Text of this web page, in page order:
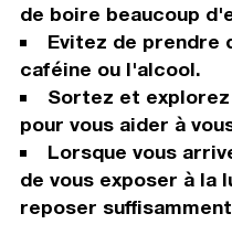
de boire beaucoup
Evitez de prendre
caféine ou l'alcool.
Sortez et
pour vous aider à
Lorsque vous
de vous exposer à la
reposer